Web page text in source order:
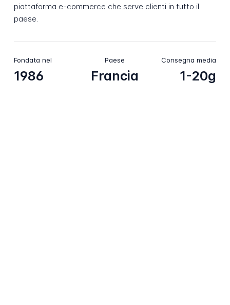
piattaforma e-commerce che serve clienti in tutto il
paese.
Fondata nel
1986
Paese
Francia
Consegna media
1-20g